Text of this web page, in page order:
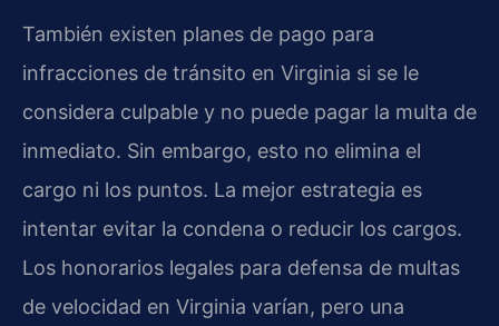
También existen planes de pago para
infracciones de tránsito en Virginia si se le
considera culpable y no puede pagar la multa de
inmediato. Sin embargo, esto no elimina el
cargo ni los puntos. La mejor estrategia es
intentar evitar la condena o reducir los cargos.
Los honorarios legales para defensa de multas
de velocidad en Virginia varían, pero una